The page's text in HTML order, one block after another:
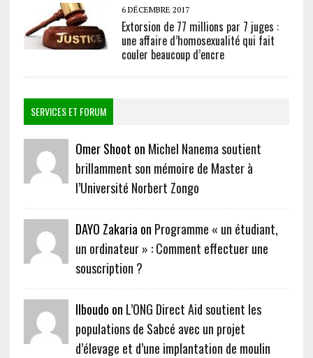
6 DÉCEMBRE 2017
Extorsion de 77 millions par 7 juges :
une affaire d’homosexualité qui fait
couler beaucoup d’encre
SERVICES ET FORUM
Omer Shoot on Michel Nanema soutient
brillamment son mémoire de Master à
l’Université Norbert Zongo
DAYO Zakaria on Programme « un étudiant,
un ordinateur » : Comment effectuer une
souscription ?
Ilboudo on L’ONG Direct Aid soutient les
populations de Sabcé avec un projet
d’élevage et d’une implantation de moulin